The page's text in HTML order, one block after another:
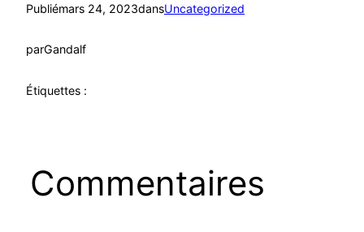
Publiémars 24, 2023dansUncategorized
parGandalf
Étiquettes :
Commentaires